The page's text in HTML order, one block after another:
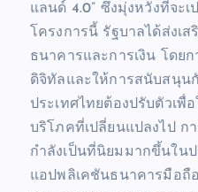
แลนด์ 4.0” ซึ่งมุ่งหวังที่จะ
โครงการนี้ รัฐบาลได้ส่งเ
ธนาคารและการเงิน โด
ดิจิทัลและให้การสนับสนุน
ประเทศไทยต้องปรับตัวเ
บริโภคที่เปลี่ยนแปลงไป ก
กำลังเป็นที่นิยมมากขึ้นใน
แอปพลิเคชันธนาคารมือถื